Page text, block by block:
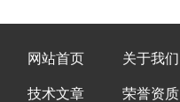
网站首页 关于我们
技术文章 荣誉资质